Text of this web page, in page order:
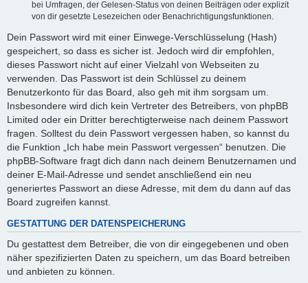
bei Umfragen, der Gelesen-Status von deinen Beiträgen oder explizit
von dir gesetzte Lesezeichen oder Benachrichtigungsfunktionen.
Dein Passwort wird mit einer Einwege-Verschlüsselung (Hash)
gespeichert, so dass es sicher ist. Jedoch wird dir empfohlen,
dieses Passwort nicht auf einer Vielzahl von Webseiten zu
verwenden. Das Passwort ist dein Schlüssel zu deinem
Benutzerkonto für das Board, also geh mit ihm sorgsam um.
Insbesondere wird dich kein Vertreter des Betreibers, von phpBB
Limited oder ein Dritter berechtigterweise nach deinem Passwort
fragen. Solltest du dein Passwort vergessen haben, so kannst du
die Funktion „Ich habe mein Passwort vergessen“ benutzen. Die
phpBB-Software fragt dich dann nach deinem Benutzernamen und
deiner E-Mail-Adresse und sendet anschließend ein neu
generiertes Passwort an diese Adresse, mit dem du dann auf das
Board zugreifen kannst.
GESTATTUNG DER DATENSPEICHERUNG
Du gestattest dem Betreiber, die von dir eingegebenen und oben
näher spezifizierten Daten zu speichern, um das Board betreiben
und anbieten zu können.